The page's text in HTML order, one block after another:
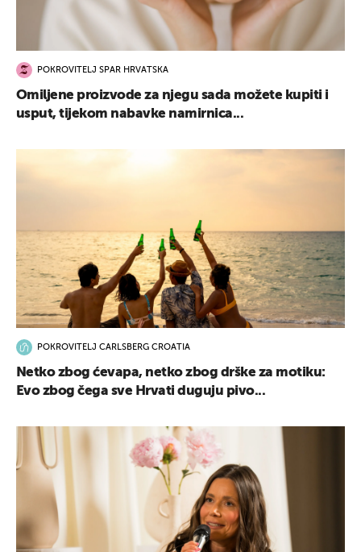
POKROVITELJ SPAR HRVATSKA
Omiljene proizvode za njegu sada možete kupiti i
usput, tijekom nabavke namirnica...
POKROVITELJ CARLSBERG CROATIA
Netko zbog ćevapa, netko zbog drške za motiku:
Evo zbog čega sve Hrvati duguju pivo...